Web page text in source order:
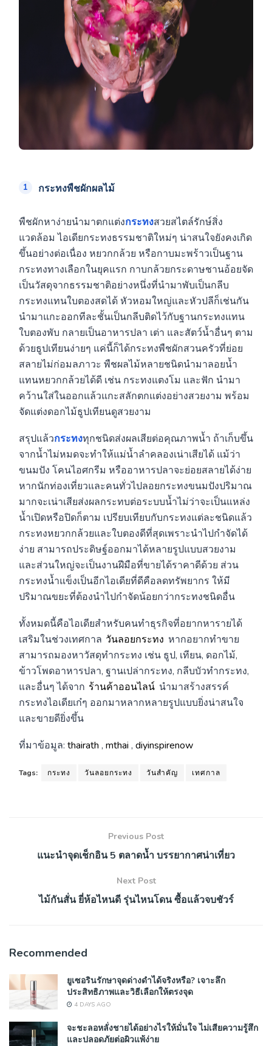
กระทงพืชผักผลไม้
พืชผักหาง่ายนำมาตกแต่งกระทงสวยสไตล์รักษ์สิ่ง
แวดล้อม ไอเดียกระทงธรรมชาติใหม่ๆ น่าสนใจยังคงเกิด
ขึ้นอย่างต่อเนื่อง หยวกกล้วย หรือกาบมะพร้าวเป็นฐาน
กระทงทางเลือกในยุคแรก กาบกล้วยกระดาษชานอ้อยจัด
เป็นวัสดุจากธรรมชาติอย่างหนึ่งที่นำมาพับเป็นกลีบ
กระทงแทนใบตองสดได้ หัวหอมใหญ่และหัวปลีก็เช่นกัน
นำมาแกะออกทีละชั้นเป็นกลีบติดไว้กับฐานกระทงแทน
ใบตองพับ กลายเป็นอาหารปลา เต่า และสัตว์น้ำอื่นๆ ตาม
ด้วยธูปเทียนง่ายๆ แค่นี้ก็ได้กระทงพืชผักสวนครัวที่ย่อย
สลายไม่ก่อมลภาวะ พืชผลไม้หลายชนิดนำมาลอยน้ำ
แทนหยวกกล้วยได้ดี เช่น กระทงแตงโม และฟัก นำมา
คว้านใส่ในออกแล้วแกะสลักตกแต่งอย่างสวยงาม พร้อม
จัดแต่งดอกไม้ธูปเทียนดูสวยงาม
สรุปแล้วกระทงทุกชนิดส่งผลเสียต่อคุณภาพน้ำ ถ้าเก็บขึ้น
จากน้ำไม่หมดจะทำให้แม่น้ำลำคลองเน่าเสียได้ แม้ว่า
ขนมปัง โคนไอศกรีม หรืออาหารปลาจะย่อยสลายได้ง่าย
หากนักท่องเที่ยวและคนทั่วไปลอยกระทงขนมปังปริมาณ
มากจะเน่าเสียส่งผลกระทบต่อระบบน้ำไม่ว่าจะเป็นแหล่ง
น้ำเปิดหรือปิดก็ตาม เปรียบเทียบกับกระทงแต่ละชนิดแล้ว
กระทงหยวกกล้วยและใบตองดีที่สุดเพราะนำไปกำจัดได้
ง่าย สามารถประดิษฐ์ออกมาได้หลายรูปแบบสวยงาม
และส่วนใหญ่จะเป็นงานฝีมือที่ขายได้ราคาดีด้วย ส่วน
กระทงน้ำแข็งเป็นอีกไอเดียที่ดีคือลดทรัพยากร ให้มี
ปริมาณขยะที่ต้องนำไปกำจัดน้อยกว่ากระทงชนิดอื่น
ทั้งหมดนี้คือไอเดียสำหรับคนทำธุรกิจที่อยากหารายได้
เสริมในช่วงเทศกาล วันลอยกระทง หากอยากทำขาย
สามารถมองหาวัสดุทำกระทง เช่น ธูป, เทียน, ดอกไม้,
ข้าวโพดอาหารปลา, ฐานเปล่ากระทง, กลีบบัวทำกระทง,
และอื่นๆ ได้จาก ร้านค้าออนไลน์ นำมาสร้างสรรค์
กระทงไอเดียเก๋ๆ ออกมาหลากหลายรูปแบบยิ่งน่าสนใจ
และขายดียิ่งขึ้น
ที่มาข้อมูล: thairath , mthai , diyinspirenow
Tags: กระทง วันลอยกระทง วันสำคัญ เทศกาล
Previous Post
แนะนำจุดเช็กอิน 5 ตลาดน้ำ บรรยากาศน่าเที่ยว
Next Post
ไม้กันสั่น ยี่ห้อไหนดี รุ่นไหนโดน ซื้อแล้วจบชัวร์
Recommended
ยูเซอรินรักษาจุดด่างดำได้จริงหรือ? เจาะลึก
ประสิทธิภาพและวิธีเลือกให้ตรงจุด
4 DAYS AGO
จะชะลอหลั่งชายได้อย่างไรให้มั่นใจ ไม่เสียความรู้สึก
และปลอดภัยต่อผิวแพ้ง่าย